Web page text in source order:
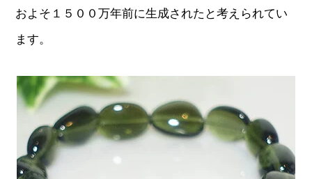
およそ１５００万年前に生成されたと考えられてい
ます。